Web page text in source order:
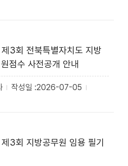
3회 전북특별자치도 지방
점수 사전공개 안내
2026-07-05
3회 지방공무원 임용 필기